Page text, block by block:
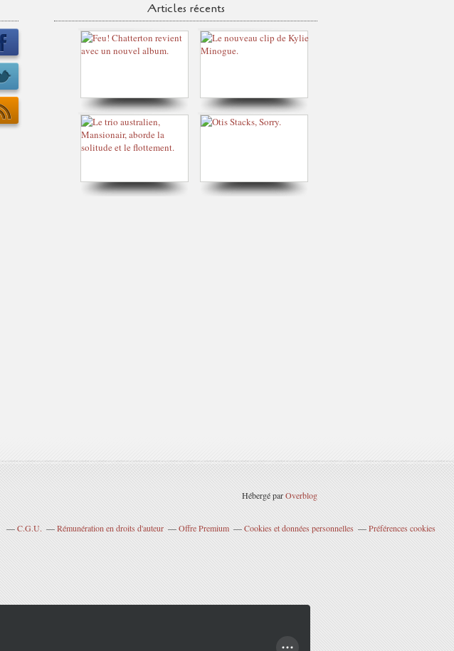
Articles récents
Hébergé parOverblog
C.G.U. Rémunération en droits d'auteur Offre Premium Cookies et données personnelles Préférences cookies